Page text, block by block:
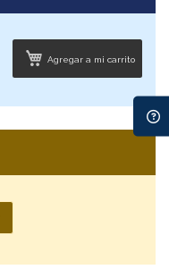
Agregar a mi carrito